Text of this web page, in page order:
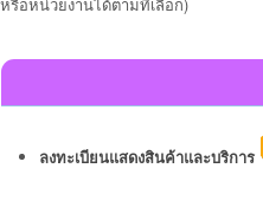
ลงทะเบียนแสดงสินค้าและบริการ